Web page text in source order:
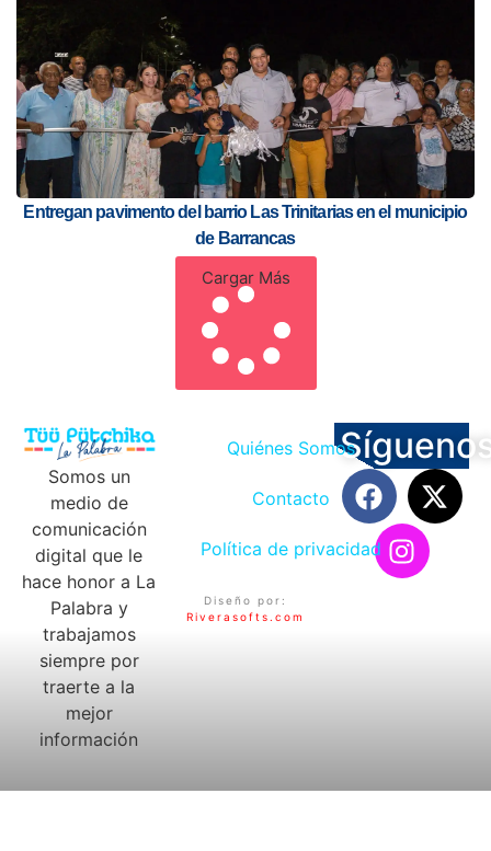
Entregan pavimento del barrio Las Trinitarias en el municipio
de Barrancas
Cargar Más
Somos un
medio de
comunicación
digital que le
hace honor a La
Palabra y
trabajamos
siempre por
traerte a la
mejor
información
Quiénes Somos
Contacto
Política de privacidad
Diseño por:
Riverasofts.com